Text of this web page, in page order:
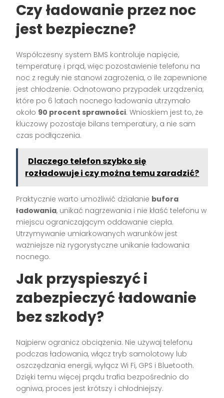
Czy ładowanie przez noc
jest bezpieczne?
Współczesny system BMS kontroluje napięcie,
temperaturę i prąd, więc pozostawienie telefonu na
noc z reguły nie stanowi zagrożenia, o ile zapewnione
jest chłodzenie. Odnotowano przypadek urządzenia,
które po 6 latach nocnego ładowania utrzymało
około 90 procent sprawności. Wnioskiem jest to, że
kluczowy pozostaje bilans temperatury, a nie sam
czas podłączenia.
Dlaczego telefon szybko się
rozładowuje i czy można temu zaradzić?
Praktycznie warto umożliwić działanie bufora
ładowania, unikać nagrzewania i nie kłaść telefonu w
miejscu ograniczającym oddawanie ciepła.
Utrzymywanie umiarkowanych warunków jest
ważniejsze niż rygorystyczne unikanie ładowania
nocnego.
Jak przyspieszyć i
zabezpieczyć ładowanie
bez szkody?
Najpierw ogranicz obciążenia. Nie używaj telefonu
podczas ładowania, włącz tryb samolotowy lub
oszczędzania energii, wyłącz Wi Fi, GPS i Bluetooth.
Dzięki temu więcej prądu trafia bezpośrednio do
ogniwa, proces jest krótszy i chłodniejszy.